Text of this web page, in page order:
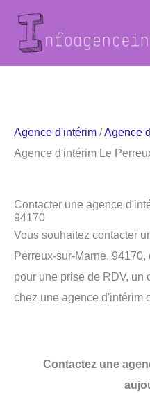
contenu
Agence d'intérim /Agence
Agence d'intérim Le
Contacter une agence
94170
Vous souhaitez contacter
Perreux-sur-Marne,
pour une prise de RDV, un
chez une agence d'intérim
Contactez une